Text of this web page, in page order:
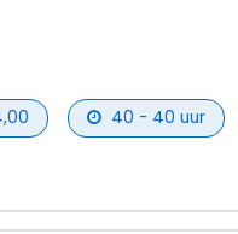
40 - 40 uur